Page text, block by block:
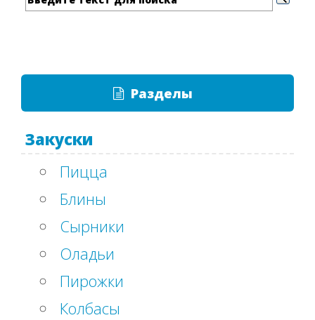
Разделы
Закуски
Пицца
Блины
Сырники
Оладьи
Пирожки
Колбасы